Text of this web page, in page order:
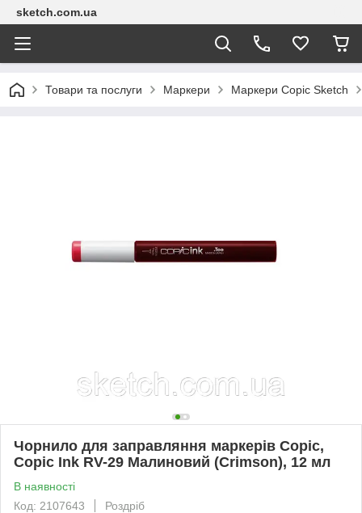
sketch.com.ua
Товари та послуги Маркери Маркери Copic Sketch
Чорнило для заправляння маркерів Copic,
Copic Ink RV-29 Малиновий (Crimson), 12 мл
В наявності
Код: 2107643
Роздріб